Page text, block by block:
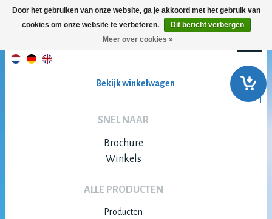
Bekijk winkelwagen
SNEL NAAR
Brochure
Winkels
ALLE PRODUCTEN
Producten
Door het gebruiken van onze website, ga je akkoord met het gebruik van
cookies om onze website te verbeteren.
Dit bericht verbergen
Meer over cookies »